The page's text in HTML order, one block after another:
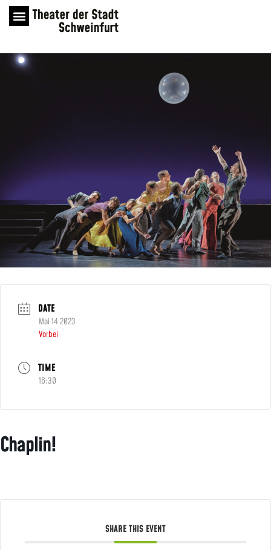
DATE
Mai 14 2023
Vorbei
TIME
16:30
Chaplin!
SHARE THIS EVENT